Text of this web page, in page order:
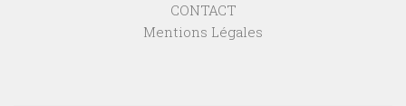
CONTACT
Mentions Légales